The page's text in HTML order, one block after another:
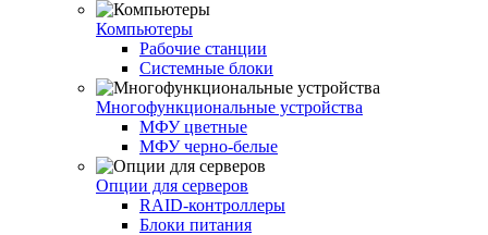
Компьютеры
Рабочие станции
Системные блоки
Многофункциональные устройства
МФУ цветные
МФУ черно-белые
Опции для серверов
RAID-контроллеры
Блоки питания